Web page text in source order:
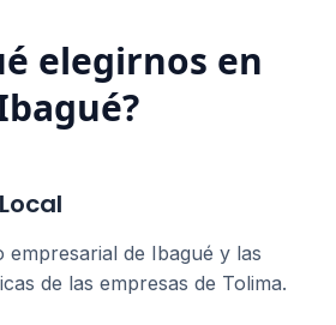
elegirnos en
?
empresarial de Ibagué y las
de las empresas de Tolima.